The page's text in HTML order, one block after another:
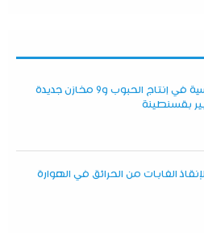
“صابة” قياسية في إنتاج الحبوب و9 مخازن جديدة
بقسنطينة
الغابات من الحرائق في الهوارة